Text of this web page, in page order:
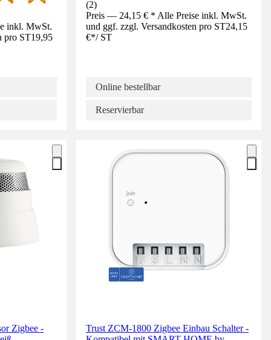
inkl. MwSt.
pro ST19,95
(2)
Preis — 24,15 € * Alle Preise inkl. MwSt.
und ggf. zzgl. Versandkosten pro ST24,15
€*/ ST
Online bestellbar
Reservierbar
Zigbee -
Trust ZCM-1800 Zigbee Einbau Schalter -